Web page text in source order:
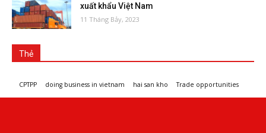
xuất khẩu Việt Nam
11 Tháng Bảy, 2023
Thẻ
CPTPP doing business in vietnam hai san kho Trade opportunities